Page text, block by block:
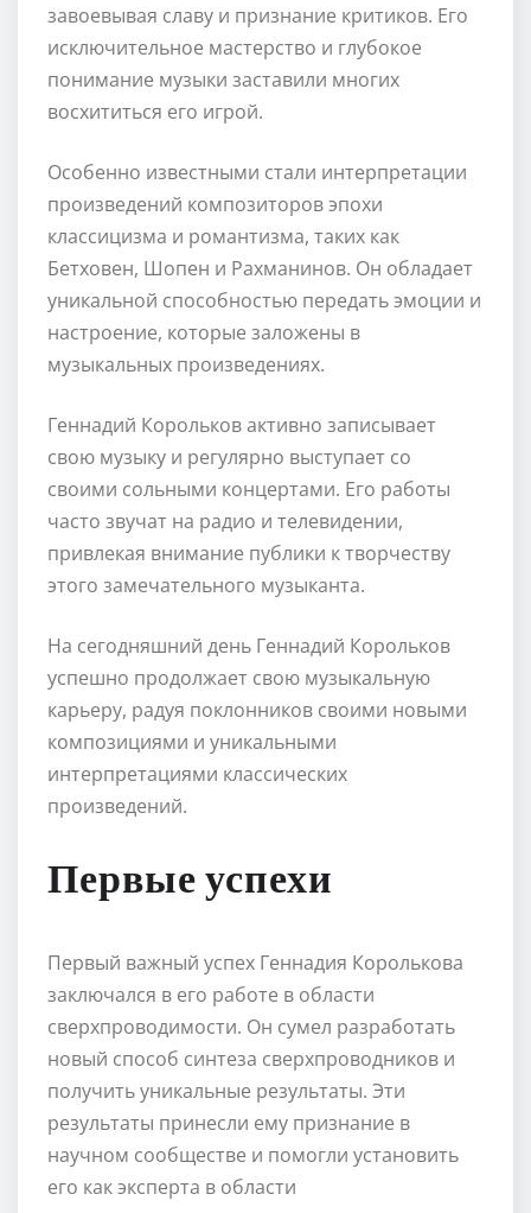
завоевывая славу и признание критиков. Его
исключительное мастерство и глубокое
понимание музыки заставили многих
восхититься его игрой.
Особенно известными стали интерпретации
произведений композиторов эпохи
классицизма и романтизма, таких как
Бетховен, Шопен и Рахманинов. Он обладает
уникальной способностью передать эмоции и
настроение, которые заложены в
музыкальных произведениях.
Геннадий Корольков активно записывает
свою музыку и регулярно выступает со
своими сольными концертами. Его работы
часто звучат на радио и телевидении,
привлекая внимание публики к творчеству
этого замечательного музыканта.
На сегодняшний день Геннадий Корольков
успешно продолжает свою музыкальную
карьеру, радуя поклонников своими новыми
композициями и уникальными
интерпретациями классических
произведений.
Первые успехи
Первый важный успех Геннадия Королькова
заключался в его работе в области
сверхпроводимости. Он сумел разработать
новый способ синтеза сверхпроводников и
получить уникальные результаты. Эти
результаты принесли ему признание в
научном сообществе и помогли установить
его как эксперта в области